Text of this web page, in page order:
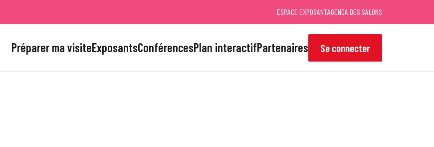
ESPACE EXPOSANTAGENDA DES SALONS
Préparer ma visiteExposantsConférencesPlan interactifPartenaires Se connecter